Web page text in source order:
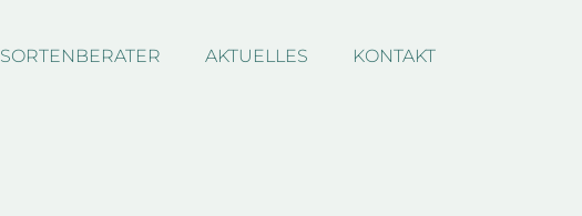
SORTENBERATER AKTUELLES KONTAKT